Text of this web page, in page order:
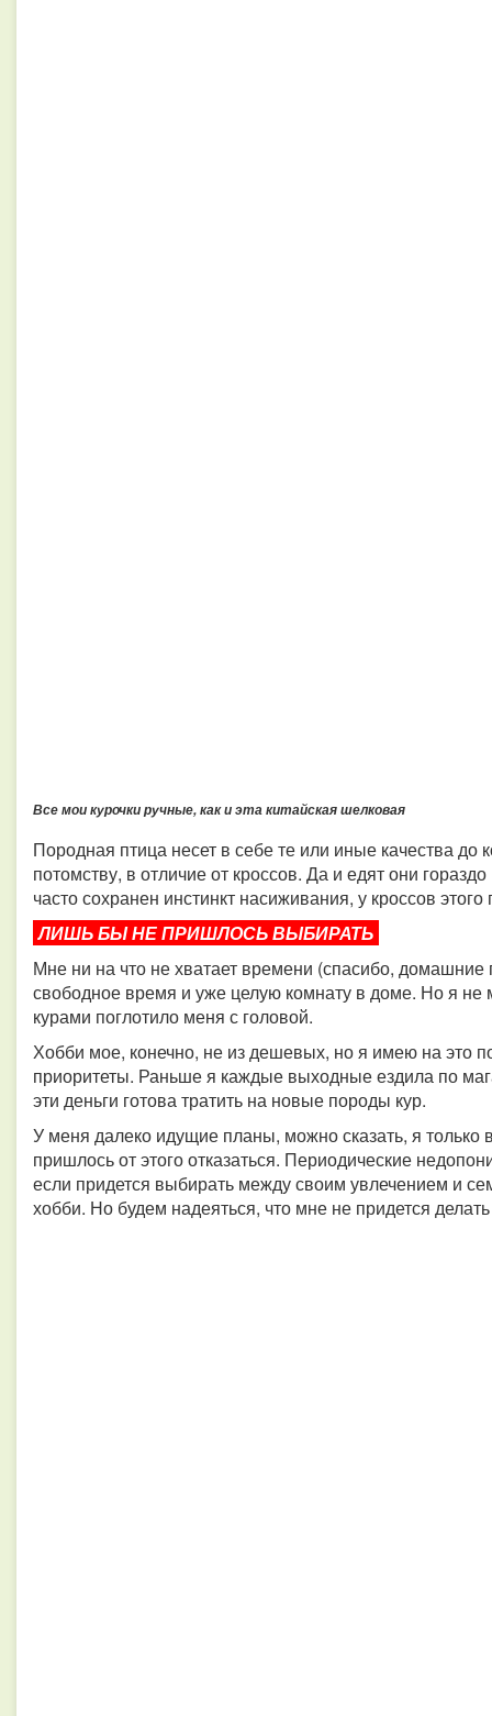
Все мои курочки ручные, как и эта китайская шелковая
Породная птица несет в себе те или иные качества до
потомству, в отличие от кроссов. Да и едят они
часто сохранен инстинкт насиживания, у кроссов этого
ЛИШЬ БЫ НЕ ПРИШЛОСЬ ВЫБИРАТЬ
Мне ни на что не хватает времени (спасибо,
свободное время и уже целую комнату в доме. Но я не
курами поглотило меня с головой.
Хобби мое, конечно, не из дешевых, но я имею на это
приоритеты. Раньше я каждые выходные ездила по
эти деньги готова тратить на новые породы кур.
У меня далеко идущие планы, можно сказать, я только
пришлось от этого отказаться. Периодические
если придется выбирать между своим увлечением и
хобби. Но будем надеяться, что мне не придется